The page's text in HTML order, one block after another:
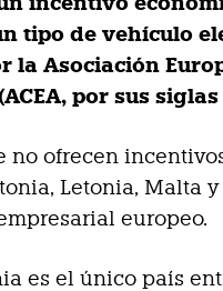
tipo de vehículo
la Asociación
por sus
no ofrecen
Letonia, Malta
europeo.
es el único país